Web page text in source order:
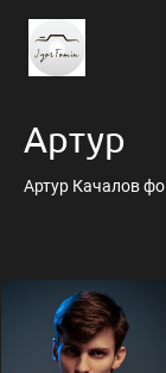
Артур
Артур Качалов